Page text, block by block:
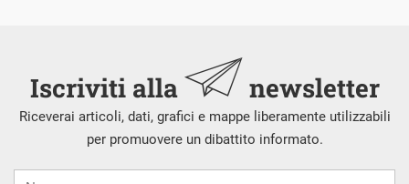
Iscriviti alla newsletter
Riceverai articoli, dati, grafici e mappe liberamente utilizzabili
per promuovere un dibattito informato.